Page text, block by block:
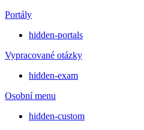
Portály
hidden-portals
Vypracované otázky
hidden-exam
Osobní menu
hidden-custom